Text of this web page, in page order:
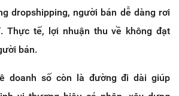
dropshipping, người bán dễ dàng rơi
Thực tế, lợi nhuận thu về không đạt
bán.
doanh số còn là đường đi dài giúp